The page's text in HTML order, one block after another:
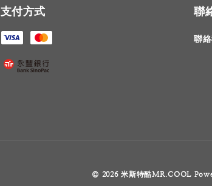
支付方式 聯
聯
© 2026 米斯特酷MR.COOL